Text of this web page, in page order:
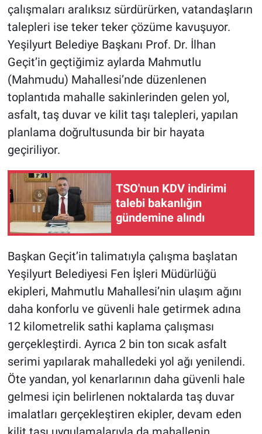
çalışmaları aralıksız sürdürürken, vatandaşların
talepleri ise teker teker çözüme kavuşuyor.
Yeşilyurt Belediye Başkanı Prof. Dr. İlhan
Geçit’in geçtiğimiz aylarda Mahmutlu
(Mahmudu) Mahallesi’nde düzenlenen
toplantıda mahalle sakinlerinden gelen yol,
asfalt, taş duvar ve kilit taşı talepleri, yapılan
planlama doğrultusunda bir bir hayata
geçiriliyor.
TSO'nun KDV indirimi
talebi bakanlığın
gündemine alındı
Başkan Geçit’in talimatıyla çalışma başlatan
Yeşilyurt Belediyesi Fen İşleri Müdürlüğü
ekipleri, Mahmutlu Mahallesi’nin ulaşım ağını
daha konforlu ve güvenli hale getirmek adına
12 kilometrelik sathi kaplama çalışması
gerçekleştirdi. Ayrıca 2 bin ton sıcak asfalt
serimi yapılarak mahalledeki yol ağı yenilendi.
Öte yandan, yol kenarlarının daha güvenli hale
gelmesi için belirlenen noktalarda taş duvar
imalatları gerçekleştiren ekipler, devam eden